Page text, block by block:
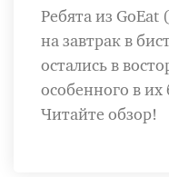
Ребята из GoEat
на завтрак в
остались в
особенного в
Читайте обзор!